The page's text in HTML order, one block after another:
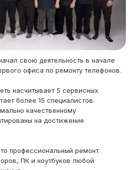
свою деятельность в начале
офиса по ремонту телефонов.
насчитывает 5 сервисных
более 15 специалистов.
качественному
на достижение
профессиональный ремонт
ПК и ноутбуков любой